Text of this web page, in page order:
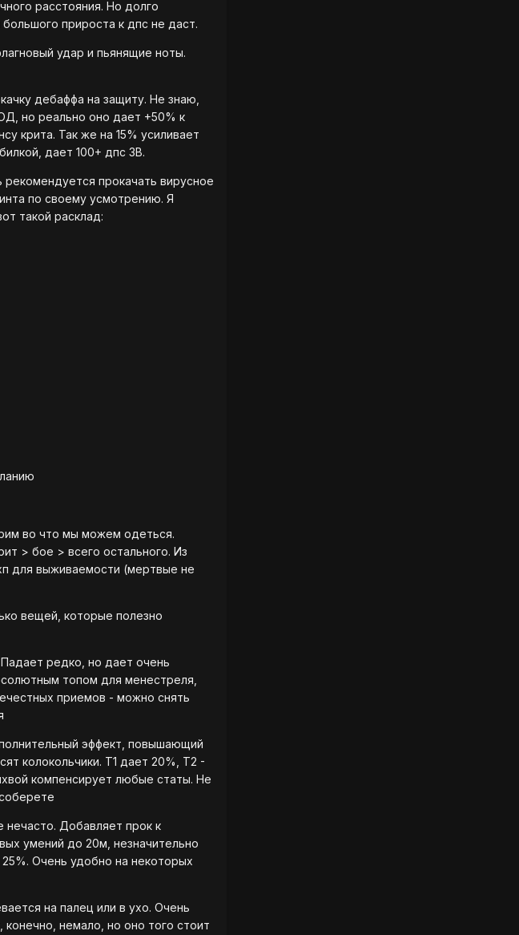
расстояния. Но долго
прироста к дпс не даст.
удар и пьянящие ноты.
дебаффа на защиту. Не знаю,
но реально оно дает +50% к
крита. Так же на 15% усиливает
дает 100+ дпс ЗВ.
прокачать вирусное
по своему усмотрению. Я
такой расклад:
во что мы можем одеться.
> бое > всего остального. Из
для выживаемости (мертвые не
вещей, которые полезно
Падает редко, но дает очень
топом для менестреля,
приемов - можно снять
эффект, повышающий
колокольчики. Т1 дает 20%, Т2 -
компенсирует любые статы. Не
Добавляет прок к
умений до 20м, незначительно
Очень удобно на некоторых
на палец или в ухо. Очень
немало, но оно того стоит